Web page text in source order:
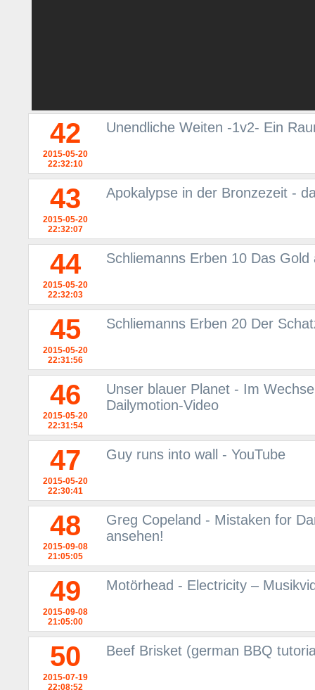
42
2015-05-20
22:32:10
Unendliche Weiten -1v2- Ein
43
2015-05-20
22:32:07
Apokalypse in der Bronzezeit -
44
2015-05-20
22:32:03
Schliemanns Erben 10 Das
45
2015-05-20
22:31:56
Schliemanns Erben 20 Der
46
2015-05-20
22:31:54
Unser blauer Planet - Im
Dailymotion-Video
47
2015-05-20
22:30:41
Guy runs into wall - YouTube
48
2015-09-08
21:05:05
Greg Copeland - Mistaken for
ansehen!
49
2015-09-08
21:05:00
Motörhead - Electricity –
50
2015-07-19
22:08:52
Beef Brisket (german BBQ